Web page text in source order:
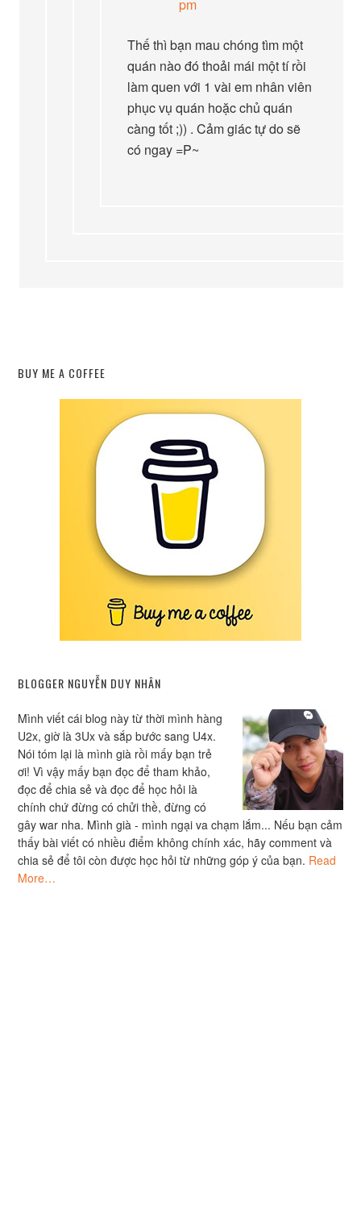
pm
Thế thì bạn mau chóng tìm một
quán nào đó thoải mái một tí rồi
làm quen với 1 vài em nhân viên
phục vụ quán hoặc chủ quán
càng tốt ;)) . Cảm giác tự do sẽ
có ngay =P~
BUY ME A COFFEE
BLOGGER NGUYỄN DUY NHÂN
Mình viết cái blog này từ thời mình hàng
U2x, giờ là 3Ux và sắp bước sang U4x.
Nói tóm lại là mình già rồi mấy bạn trẻ
ơi! Vì vậy mấy bạn đọc để tham khảo,
đọc để chia sẻ và đọc để học hỏi là
chính chứ đừng có chửi thề, đừng có
gây war nha. Mình già - mình ngại va chạm lắm... Nếu bạn cảm
thấy bài viết có nhiều điểm không chính xác, hãy comment và
chia sẻ để tôi còn được học hỏi từ những góp ý của bạn. Read
More…